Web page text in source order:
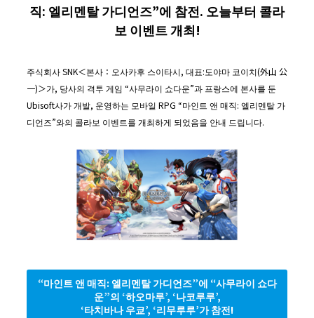
직: 엘리멘탈 가디언즈”에 참전. 오늘부터 콜라
보 이벤트 개최!
주식회사 SNK＜본사：오사카후 스이타시, 대표:도야마 코이치(外山 公
一)＞가, 당사의 격투 게임 “사무라이 쇼다운”과 프랑스에 본사를 둔
Ubisoft사가 개발, 운영하는 모바일 RPG “마인트 앤 매직: 엘리멘탈 가
디언즈”와의 콜라보 이벤트를 개최하게 되었음을 안내 드립니다.
“마인트 앤 매직: 엘리멘탈 가디언즈”에 “사무라이 쇼다
운”의 ‘하오마루’, ‘나코루루’,
‘타치바나 우쿄’, ‘리무루루’가 참전!